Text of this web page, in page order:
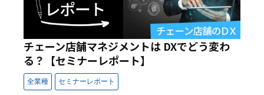
チェーン店舗マネジメントは DXでどう変わ
る？【セミナーレポート】